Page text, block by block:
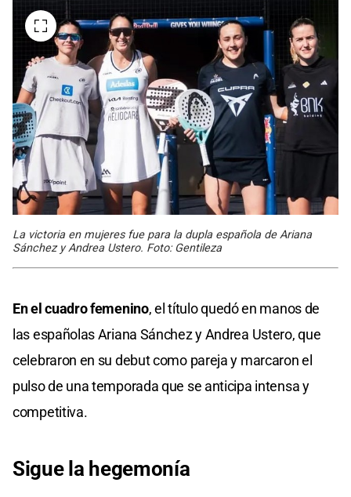
La victoria en mujeres fue para la dupla española de Ariana
Sánchez y Andrea Ustero. Foto: Gentileza
En el cuadro femenino, el título quedó en manos de
las españolas Ariana Sánchez y Andrea Ustero, que
celebraron en su debut como pareja y marcaron el
pulso de una temporada que se anticipa intensa y
competitiva.
Sigue la hegemonía